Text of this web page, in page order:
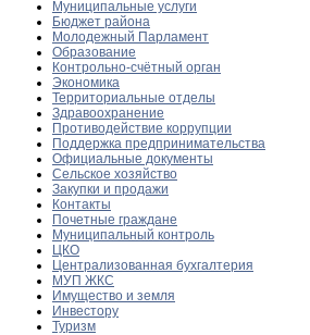
Муниципальные услуги
Бюджет района
Молодежный Парламент
Образование
Контрольно-счётный орган
Экономика
Территориальные отделы
Здравоохранение
Противодействие коррупции
Поддержка предпринимательства
Официальные документы
Сельское хозяйство
Закупки и продажи
Контакты
Почетные граждане
Муниципальный контроль
ЦКО
Централизованная бухгалтерия
МУП ЖКС
Имущество и земля
Инвестору
Туризм